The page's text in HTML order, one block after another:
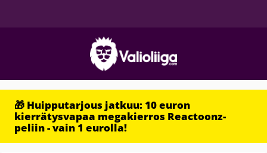
🎁 Huipputarjous jatkuu: 10 euron
kierrätysvapaa megakierros Reactoonz-
peliin - vain 1 eurolla!